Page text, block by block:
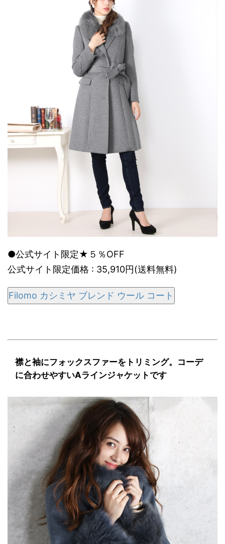
●公式サイト限定★５％OFF
公式サイト限定価格 : 35,910円(送料無料)
Filomo カシミヤ ブレンド ウール コート
襟と袖にフォックスファーをトリミング。コーデ
に合わせやすいAラインジャケットです